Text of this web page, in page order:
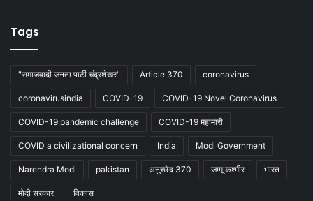
Tags
"समाजवादी जनता पार्टी चंद्रशेखर" Article 370 coronavirus
coronavirusindia COVID-19 COVID-19 Novel Coronavirus
COVID-19 pandemic challenge COVID-19 महामारी
COVID a civilizational concern India Modi Government
Narendra Modi pakistan अनुच्छेद 370 जम्मू कश्मीर भारत
मोदी सरकार विकास